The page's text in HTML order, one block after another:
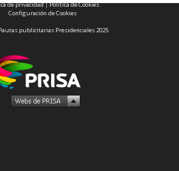
de privacidad|Política de Cookies
Configuración de Cookies
publicitarias Presidenciales 2025